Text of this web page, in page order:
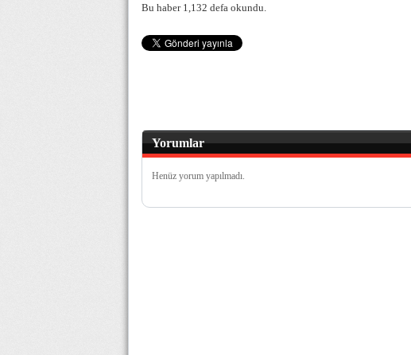
Bu haber 1,132 defa okundu.
Yorumlar
Henüz yorum yapılmadı.